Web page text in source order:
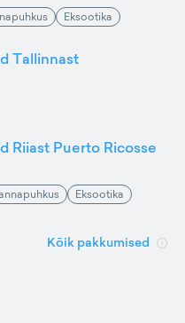
Eksootika
Tallinnast
Riiast Puerto Ricosse
Eksootika
Kõik pakkumised